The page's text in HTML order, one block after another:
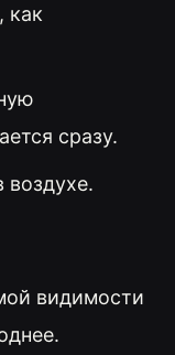
как
сразу.
видимости